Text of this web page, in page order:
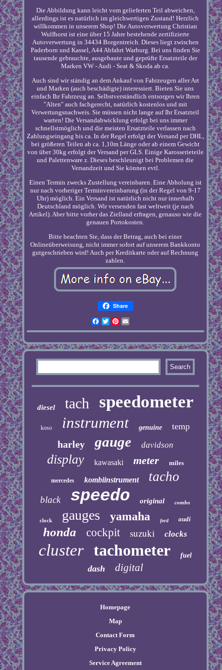
Die Abbildung kann leicht vom gelieferten Teil abweichen,
allerdings ist es natürlich im gleichwertigen Zustand! Herzlich
willkommen in unserem Shop! Die Autoverwertung Christian
Wulfhorst ist eine über 15 Jahre bestehende zertifizierte
Autoverwertung in 34434 Borgentreich. Dieses liegt zwischen
Paderborn und Kassel, A44 Abfahrt Warburg. Bei uns finden Sie
tausende gebrauchte, ausgebaute und geprüfte Ersatzteile der
Marken VW - Audi - Seat & Skoda ab ca.
Auch sind wir ständig an dem Ankauf von Fahrzeugen aller Art
und Marken (auch beschädigte) interessiert. Bieten Sie uns
einfach Ihr Fahrzeug an. Selbstverständlich entsorgen wir Ihren
"Alten" auch fachgerecht, natürlich kostenlos und mit
Verwertungsnachweis. Sie müssen nicht lange auf Ihr Ersatzteil
warten! Die Versandabwicklung erfolgt bei uns immer
schnellstmöglich und die meisten Ersatzteile verlassen nach
Zahlungseingang bis ca. In der Regel erfolgt der Versand per DHL,
bei größeren Teilen ab ca. 1,10m Länge oder ab einem Gewicht
von über 30kg erfolgt der Versand per GLS. Einige Karosserieteile
und Palettenware z. Dieses beschleunigt bei Problemen die
Versandzeit und Sie können evtl.
Einen Termin zwecks Zustellung vereinbaren. Eine Abholung ist
nur nach vorheriger Terminvereinbarung (in der Regel von 9-17
Uhr) möglich. Ein Versand ist natürlich nicht nur innerhalb
Deutschland möglich. Wir versenden fast weltweit (je nach
Artikel). Aber bitte vorher das Zielland erfragen, genauso wie die
genauen Portokosten.
Bitte beachten Sie, dass der Betrag, auch bei einer
Onlineüberweisung, nicht immer sofort auf unserem Bankkonto
gutgeschrieben wird! Auch per Kreditkarte oder auf Rechnung
zahlen.
Share
Facebook
TwitterPinterest
diesel tach speedometer
koso instrument genuine temp
harley gauge davidson
display kawasaki meter miles
mercedes kombiinstrument tacho
black speedo original combo
clock gauges yamaha ford audi
honda cockpit suzuki clocks
cluster tachometer fuel
dash digital
Homepage
Map
Contact Form
Privacy Policy
Service Agreement